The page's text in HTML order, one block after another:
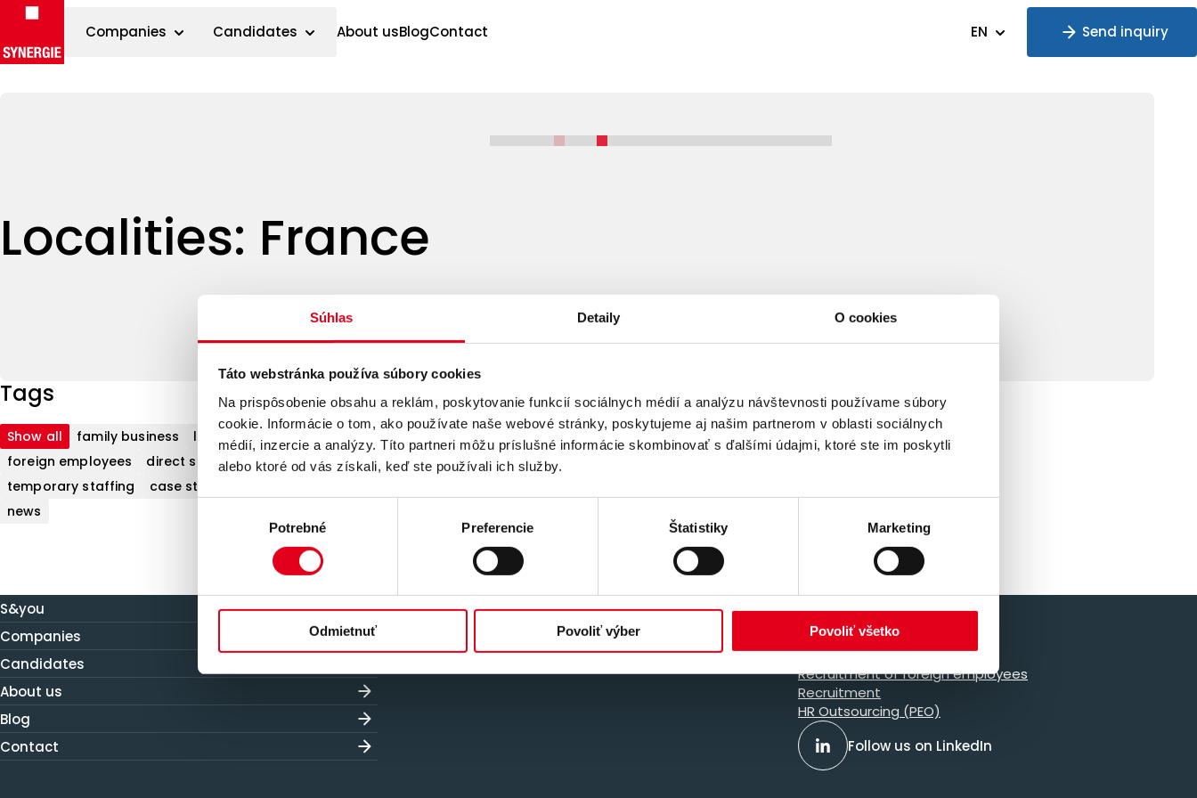
Súhlas Detaily O cookies
Táto webstránka používa súbory cookies
Na prispôsobenie obsahu a reklám, poskytovanie funkcií sociálnych médií a analýzu návštevnosti používame súbory
cookie. Informácie o tom, ako používate naše webové stránky, poskytujeme aj našim partnerom v oblasti sociálnych
médií, inzercie a analýzy. Títo partneri môžu príslušné informácie skombinovať s ďalšími údajmi, ktoré ste im poskytli
alebo ktoré od vás získali, keď ste používali ich služby.
Potrebné Preferencie Štatistiky Marketing
Odmietnuť Povoliť výber Povoliť všetko
Companies Candidates About usBlogContact EN Send inquiry
Localities: France
Tags
Show all family business
labor market
foreign employees
direct search
S&you
temporary staffing
case study
news
S&you
Companies
Candidates
About us
Blog
Contact
Our services
Temporary Staffing
Recruitment of foreign employees
Recruitment
HR Outsourcing (PEO)
Follow us on LinkedIn